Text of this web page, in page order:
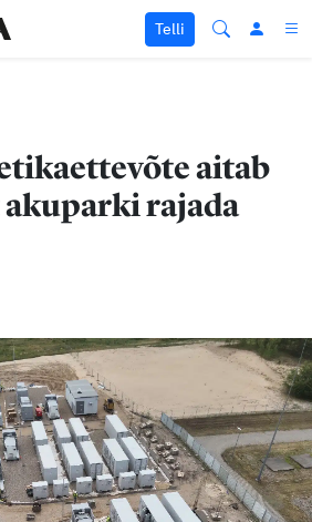
Telli
aitab
rajada